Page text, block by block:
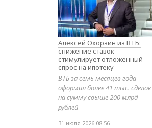
Алексей Охорзин из ВТБ:
снижение ставок
стимулирует отложенный
спрос на ипотеку
ВТБ за семь месяцев года
оформил более 41 тыс. сделок
на сумму свыше 200 млрд
рублей
31 июля 2026 08:56